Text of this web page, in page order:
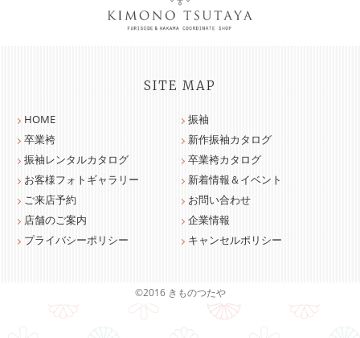
SITE MAP
HOME
振袖
卒業袴
新作振袖カタログ
振袖レンタルカタログ
卒業袴カタログ
お客様フォトギャラリー
新着情報＆イベント
ご来店予約
お問い合わせ
店舗のご案内
企業情報
プライバシーポリシー
キャンセルポリシー
©2016 きものつたや